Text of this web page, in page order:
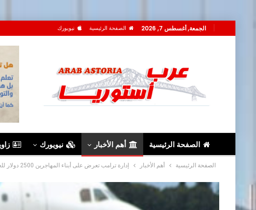
الجمعة, أغسطس 7, 2026 الصفحة الرئيسية نيويورك
الصفحة الرئيسية أهم الأخبار نيويورك
الصفحة الرئيسية أهم الأخبار إدارة ترامب تعرض على أبناء المهاجرين 2500 دولار للعودة طواعية إلى بلدانهم الأصلية